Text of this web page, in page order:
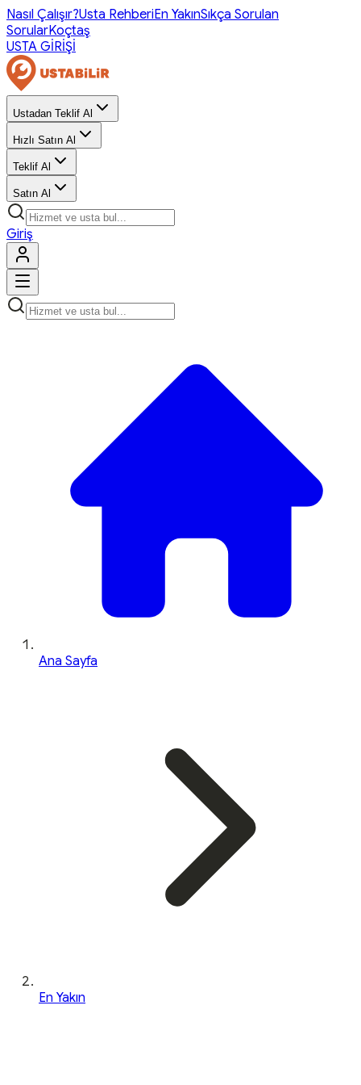
Nasıl Çalışır?Usta RehberiEn YakınSıkça Sorulan
SorularKoçtaş
USTA GİRİŞİ
Ustadan Teklif Al
Hızlı Satın Al
Teklif Al
Satın Al
Giriş
Ana Sayfa
En Yakın